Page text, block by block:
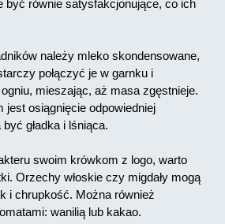
być równie satysfakcjonujące, co ich
należy mleko skondensowane,
połączyć je w garnku i
mieszając, aż masa zgęstnieje.
osiągnięcie odpowiedniej
gładka i lśniąca.
swoim krówkom z logo, warto
Orzechy włoskie czy migdały mogą
i chrupkość. Można również
wanilią lub kakao.